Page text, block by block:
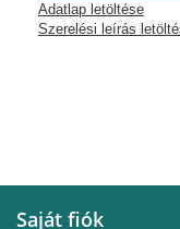
Adatlap letöltése
Szerelési leírás
Saját fiók